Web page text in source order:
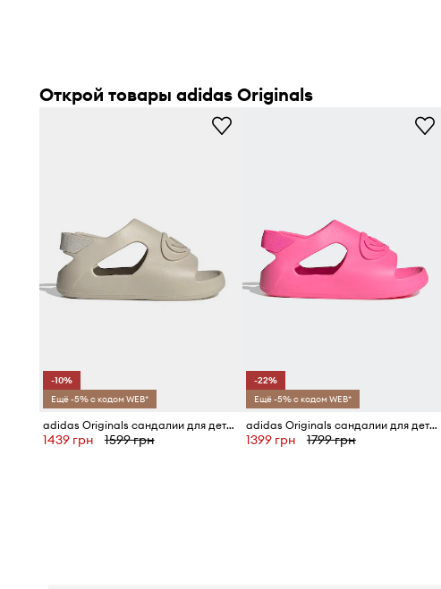
Открой товары adidas Originals
-10%
Ещё -5% с кодом WEB*
adidas Originals сандалии для детей CAMPUS 00s FOAM SLIDE
1439 грн 1599 грн
-22%
Ещё -5% с кодом WEB*
adidas Originals сандалии для детей CAMPUS 00s FOAM SLIDE
1399 грн 1799 грн